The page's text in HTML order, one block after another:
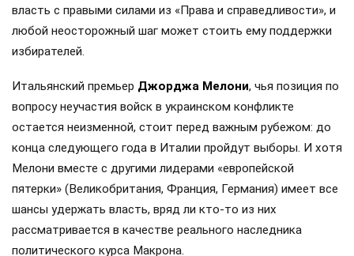
власть с правыми силами из «Права и справедливости», и
любой неосторожный шаг может стоить ему поддержки
избирателей.
Итальянский премьер Джорджа Мелони, чья позиция по
вопросу неучастия войск в украинском конфликте
остается неизменной, стоит перед важным рубежом: до
конца следующего года в Италии пройдут выборы. И хотя
Мелони вместе с другими лидерами «европейской
пятерки» (Великобритания, Франция, Германия) имеет все
шансы удержать власть, вряд ли кто-то из них
рассматривается в качестве реального наследника
политического курса Макрона.